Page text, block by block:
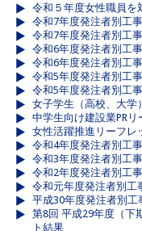
令和５年度女性職員を
令和7年度発注者別工
令和7年度発注者別工
令和6年度発注者別工
令和6年度発注者別工
令和5年度発注者別工
令和5年度発注者別工
女子学生（高校、大学
中学生向け建設業PR
女性活躍推進リーフレ
令和4年度発注者別工
令和3年度発注者別工
令和2年度発注者別工
令和元年度発注者別工
平成30年度発注者別
第8回 平成29年度（下
ト結果